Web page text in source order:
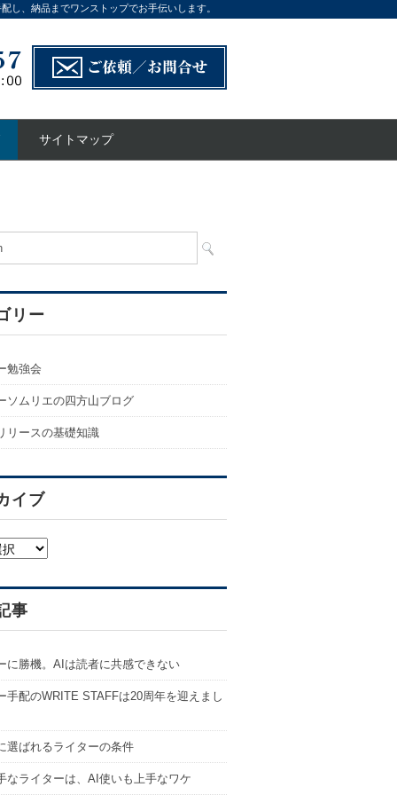
し、納品までワンストップでお手伝いします。
サイトマップ
リー
勉強会
ソムリエの四方山ブログ
リースの基礎知識
イブ
事
に勝機。AIは読者に共感できない
手配のWRITE STAFFは20周年を迎えまし
選ばれるライターの条件
なライターは、AI使いも上手なワケ